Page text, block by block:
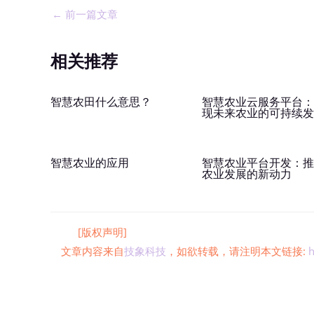
← 前一篇文章
相关推荐
智慧农田什么意思？
智慧农业云服务平台
现未来农业的可持续
智慧农业的应用
智慧农业平台开发：
农业发展的新动力
[版权声明]
文章内容来自技象科技 ，如欲转载，请注明本文链接: